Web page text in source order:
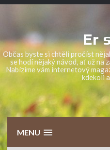
Skip
Er
Občas byste si chtěli pročíst
se hodí nějaký návod, ať už na
Nabízíme vám internetový
kdekoli
MENU